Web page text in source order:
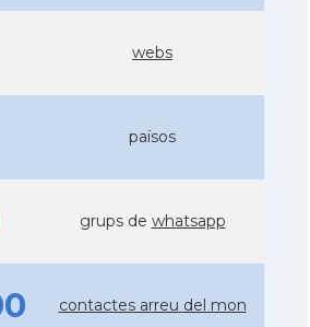
webs
països
grups de whatsapp
contactes arreu del mon